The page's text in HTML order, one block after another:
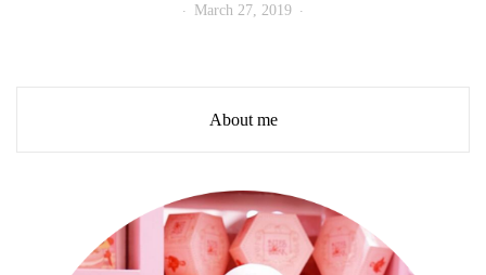
March 27, 2019
About me